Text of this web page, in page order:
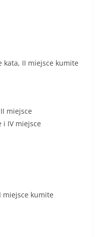
kata, II miejsce kumite
miejsce
i IV miejsce
miejsce kumite